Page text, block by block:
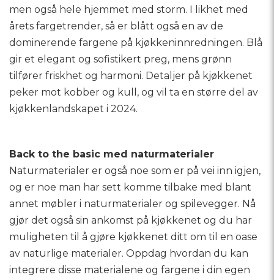
men også hele hjemmet med storm. I likhet med
årets fargetrender, så er blått også en av de
dominerende fargene på kjøkkeninnredningen. Blå
gir et elegant og sofistikert preg, mens grønn
tilfører friskhet og harmoni. Detaljer på kjøkkenet
peker mot kobber og kull, og vil ta en større del av
kjøkkenlandskapet i 2024.
Back to the basic med naturmaterialer
Naturmaterialer er også noe som er på vei inn igjen,
og er noe man har sett komme tilbake med blant
annet møbler i naturmaterialer og spilevegger. Nå
gjør det også sin ankomst på kjøkkenet og du har
muligheten til å gjøre kjøkkenet ditt om til en oase
av naturlige materialer. Oppdag hvordan du kan
integrere disse materialene og fargene i din egen